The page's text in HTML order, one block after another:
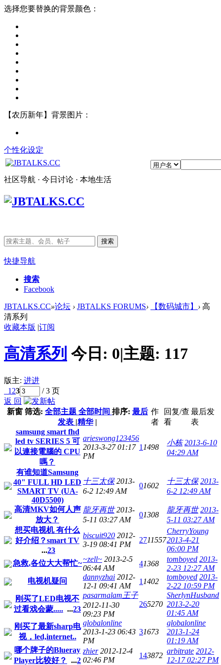
选择您要替换的背景颜色：
【农历新年】背景图片：
个性化设定
社区导航 · 今日讨论 · 本地生活
搜索
快捷导航
搜索
Facebook
JBTALKS.CC»论坛 › JBTALKS FORUMS› 【数码城市】 › 高
清系列
收藏本版 |订阅
高清系列 今日: 0|主题: 117
版主: 进进
1 23
/ 3 页
返 回
新窗 筛选: 全部主题 全部时间 排序: 最后
发表 |精华 |
作
者
回复/查
看
最后发
表
samsung smart fhd
led tv SERIES 5 可
以連接電腦的 CPU
嗎？
arieswong123456
2013-3-27 01:17
PM
1 1498
小栋 2013-6-10
04:29 AM
有谁知道Samsung
40" FULL HD LED
SMART TV (UA-
40D5500)
十三太保 2013-
6-2 12:49 AM
01602
十三太保 2013-
6-2 12:49 AM
高清MKV如何人声
放大？
龍牙再世 2013-
5-11 03:27 AM
01308
龍牙再世 2013-
5-11 03:27 AM
想买电视机 有什么
好介绍？smart TV
...23
biscuit920 2012-
3-19 08:41 PM
2711557
CherryYoung
2013-4-21
06:00 PM
急救,各位大大帮忙~~zell~ 2013-2-5
06:44 AM
41368
tomboyed 2013-
2-23 12:27 AM
电视机疑问
dannyzhai 2012-
12-1 09:41 AM
1 1402
tomboyed 2013-
2-22 10:59 PM
刚买了LED电视不
过看戏会蒙..... ...23
pasarmalam王子
2012-11-30
09:23 PM
265270
SherlynHusband
2013-2-20
01:45 AM
刚买了最新sharp电
视，led,internet..
globalonline
2013-1-23 06:43
PM
31673
globalonline
2013-1-24
01:19 AM
哪个牌子的Blueray
Player比较好？
...2
zhier 2012-12-4
02:46 PM
143872
arbitrate 2012-
12-17 02:27 PM